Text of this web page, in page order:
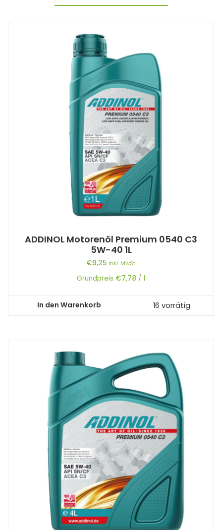
ADDINOL Motorenöl Premium 0540 C3
5W-40 1L
€9,25 inkl. MwSt.
Grundpreis €7,78 / l
In den Warenkorb 16 vorrätig